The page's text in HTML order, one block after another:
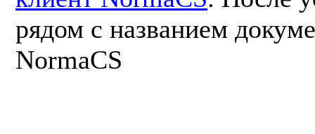
рядом с названием
NormaCS